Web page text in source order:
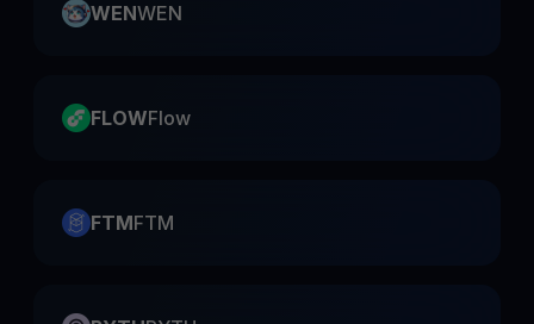
WENWEN
FLOWFlow
FTMFTM